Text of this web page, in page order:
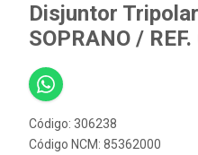
Disjuntor
SOPRANO /
Código: 306238
Código NCM: 85362000